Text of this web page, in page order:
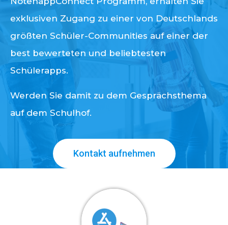
exklusiven Zugang zu einer von Deutschlands
größten Schüler-Communities auf einer der
best bewerteten und beliebtesten
Schülerapps.
Werden Sie damit zu dem Gesprächsthema
auf dem Schulhof.
Kontakt aufnehmen